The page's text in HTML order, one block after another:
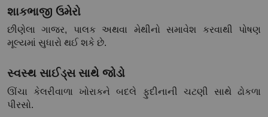
શાકભાજી ઉમેરો
છીણેલા ગાજર, પાલક અથવા મેથીનો સમાવેશ કરવાથી પોષણ
મૂલ્યમાં સુધારો થઈ શકે છે.
સ્વસ્થ સાઈડ્સ સાથે જોડો
ઊંચા કેલરીવાળા ખોરાકને બદલે ફુદીનાની ચટણી સાથે ઢોકળા
પીરસો.